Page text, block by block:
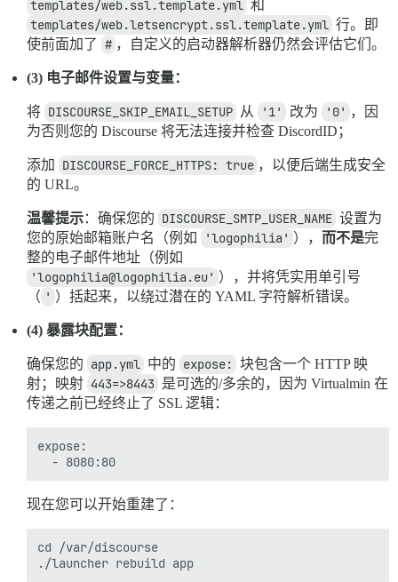
templates/web.ssl.template.yml 和
templates/web.letsencrypt.ssl.template.yml 行。即
使前面加了 # ，自定义的启动器解析器仍然会评估它们。
(3) 电子邮件设置与变量：
将 DISCOURSE_SKIP_EMAIL_SETUP 从 '1' 改为 '0' ，因
为否则您的 Discourse 将无法连接并检查 DiscordID；
添加 DISCOURSE_FORCE_HTTPS: true ，以便后端生成安全
的 URL。
温馨提示：确保您的 DISCOURSE_SMTP_USER_NAME 设置为
您的原始邮箱账户名（例如
'logophilia' ）， 而不是完
整的电子邮件地址（例如
'logophilia@logophilia.eu' ），并将凭实用单引号
（ ' ）括起来，以绕过潜在的 YAML 字符解析错误。
(4) 暴露块配置：
确保您的 app.yml 中的 expose: 块包含一个 HTTP 映
射；映射 443=>8443 是可选的/多余的，因为 Virtualmin 在
传递之前已经终止了 SSL 逻辑：
expose:
现在您可以开始重建了：
cd /var/discourse